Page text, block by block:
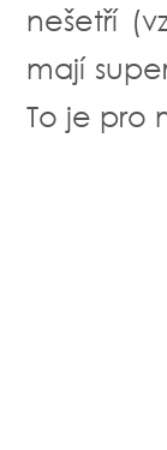
nešetří
mají
To je pro